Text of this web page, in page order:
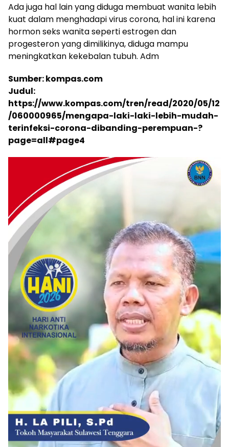
Ada juga hal lain yang diduga membuat wanita lebih
kuat dalam menghadapi virus corona, hal ini karena
hormon seks wanita seperti estrogen dan
progesteron yang dimilikinya, diduga mampu
meningkatkan kekebalan tubuh. Adm
Sumber: kompas.com
Judul:
https://www.kompas.com/tren/read/2020/05/12
/060000965/mengapa-laki-laki-lebih-mudah-
terinfeksi-corona-dibanding-perempuan-?
page=all#page4